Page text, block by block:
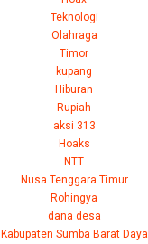
Teknologi
Olahraga
Timor
kupang
Hiburan
Rupiah
aksi 313
Hoaks
NTT
Nusa Tenggara Timur
Rohingya
dana desa
Kabupaten Sumba Barat Daya